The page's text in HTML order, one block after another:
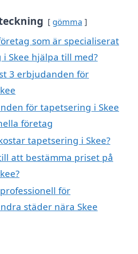
gömma
som är specialiserat
Skee hjälpa till med?
3 erbjudanden för
för tapetsering i Skee
företag
tapetsering i Skee?
att bestämma priset på
för
städer nära Skee